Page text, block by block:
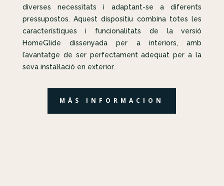
diverses necessitats i adaptant-se a diferents
pressupostos. Aquest dispositiu combina totes les
característiques i funcionalitats de la versió
HomeGlide dissenyada per a interiors, amb
l’avantatge de ser perfectament adequat per a la
seva instal·lació en exterior.
MÁS INFORMACION